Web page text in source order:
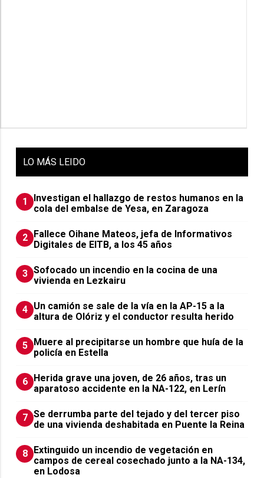
LO MÁS LEIDO
1
Investigan el hallazgo de restos humanos en la
cola del embalse de Yesa, en Zaragoza
2 Fallece Oihane Mateos, jefa de Informativos
Digitales de EITB, a los 45 años
3 Sofocado un incendio en la cocina de una
vivienda en Lezkairu
4 Un camión se sale de la vía en la AP-15 a la
altura de Olóriz y el conductor resulta herido
5 Muere al precipitarse un hombre que huía de la
policía en Estella
6 Herida grave una joven, de 26 años, tras un
aparatoso accidente en la NA-122, en Lerín
7 Se derrumba parte del tejado y del tercer piso
de una vivienda deshabitada en Puente la Reina
8 Extinguido un incendio de vegetación en
campos de cereal cosechado junto a la NA-134,
en Lodosa